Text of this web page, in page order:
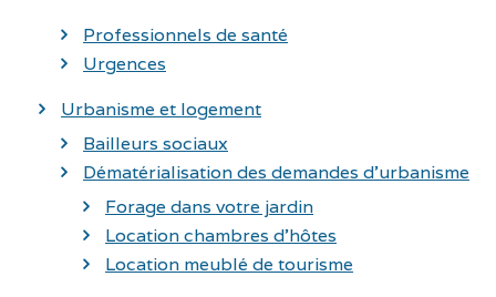
Professionnels de santé
Urgences
Urbanisme et logement
Bailleurs sociaux
Dématérialisation des demandes d’urbanisme
Forage dans votre jardin
Location chambres d’hôtes
Location meublé de tourisme